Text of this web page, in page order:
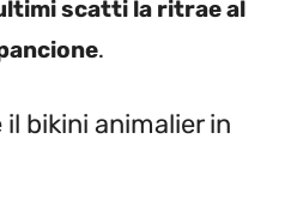
scatti la ritrae al
.
bikini animalier in